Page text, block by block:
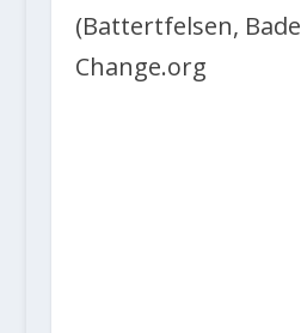
(Battertfelsen,
Change.org